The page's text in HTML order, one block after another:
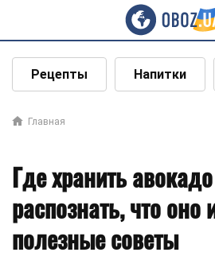
Рецепты Напитки
Главная
Где хранить
распознать, что оно
полезные советы